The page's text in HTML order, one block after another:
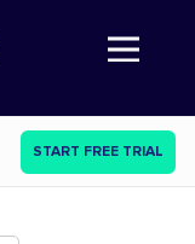
Abre a navegação
START FREE TRIAL